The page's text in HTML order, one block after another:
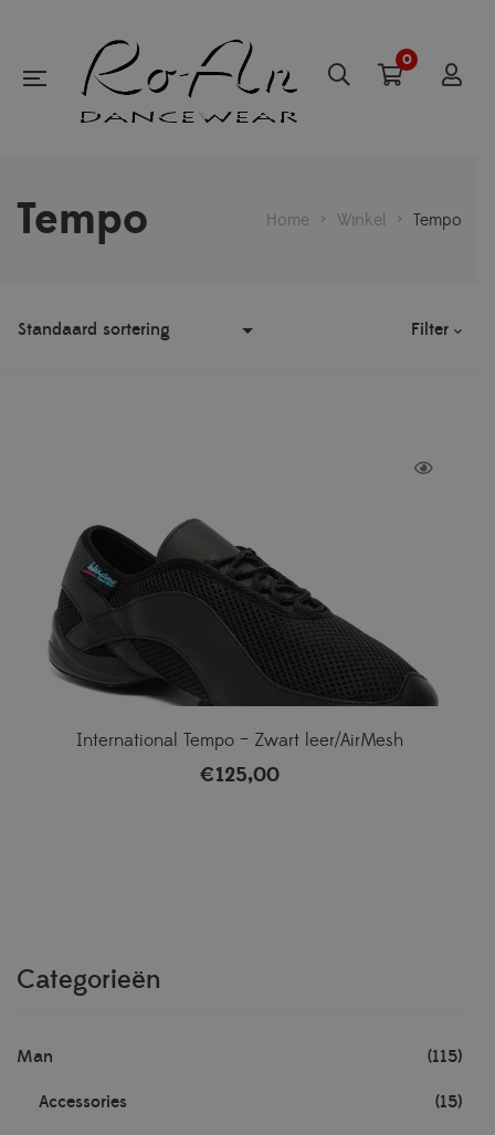
0
Tempo Home > Winkel > Tempo
Filter
International Tempo – Zwart leer/AirMesh
€125,00
Categorieën
Man (115)
Accessories (15)